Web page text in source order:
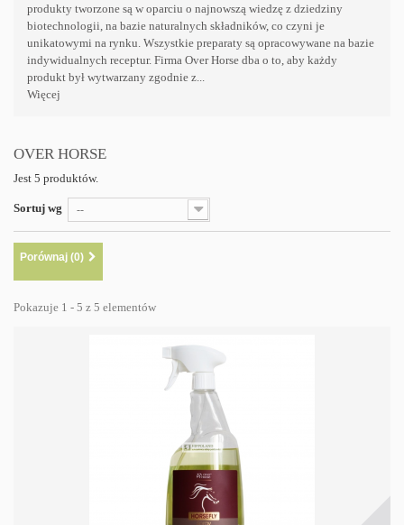
produkty tworzone są w oparciu o najnowszą wiedzę z dziedziny
biotechnologii, na bazie naturalnych składników, co czyni je
unikatowymi na rynku. Wszystkie preparaty są opracowywane na bazie
indywidualnych receptur. Firma Over Horse dba o to, aby każdy
produkt był wytwarzany zgodnie z...
Więcej
OVER HORSE
Jest 5 produktów.
Sortuj wg --
Porównaj (0)
Pokazuje 1 - 5 z 5 elementów